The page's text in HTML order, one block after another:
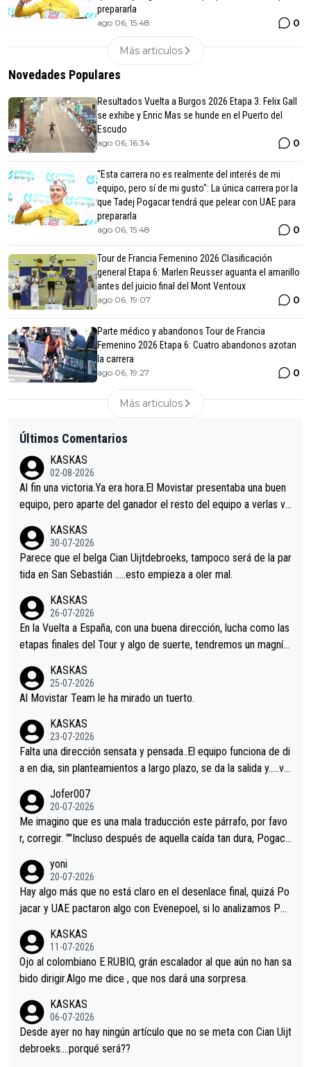
prepararla
ago 06, 15:48 0
Más articulos
Novedades Populares
Resultados Vuelta a Burgos 2026 Etapa 3: Felix Gall
se exhibe y Enric Mas se hunde en el Puerto del
Escudo
ago 06, 16:34 0
"Esta carrera no es realmente del interés de mi
equipo, pero sí de mi gusto": La única carrera por la
que Tadej Pogacar tendrá que pelear con UAE para
prepararla
ago 06, 15:48 0
Tour de Francia Femenino 2026 Clasificación
general Etapa 6: Marlen Reusser aguanta el amarillo
antes del juicio final del Mont Ventoux
ago 06, 19:07 0
Parte médico y abandonos Tour de Francia
Femenino 2026 Etapa 6: Cuatro abandonos azotan
la carrera
ago 06, 19:27 0
Más articulos
Últimos Comentarios
KASKAS
02-08-2026
Al fin una victoria.Ya era hora.El Movistar presentaba una buen
equipo, pero aparte del ganador el resto del equipo a verlas ve
s.La única buena noticia es la mejoría de Enric Más en San Seb
astian.Si en la Vuelta a Burgos sigue la mejoría, podríamos ten
er alguna sorpresa en la Vuelta.Ojalá.
KASKAS
30-07-2026
Parece que el belga Cian Uijtdebroeks, tampoco será de la par
tida en San Sebastián …..esto empieza a oler mal.
KASKAS
26-07-2026
En la Vuelta a España, con una buena dirección, lucha como las
etapas finales del Tour y algo de suerte, tendremos un magnífi
KASKAS
25-07-2026
Al Movistar Team le ha mirado un tuerto.
KASKAS
23-07-2026
Falta una dirección sensata y pensada..El equipo funciona de di
a en dia, sin planteamientos a largo plazo, se da la salida y…..ve
Minguez, Velez etc etc.Me da pena vivir estos momentos tan
tristes sin victorias.
Jofer007
20-07-2026
Me imagino que es una mala traducción este párrafo, por favo
r, corregir. ""Incluso después de aquella caída tan dura, Pogaca
permaneció pegado a su rueda. Parecía increíble la forma en l
a que era capaz de controlar el miedo", recordó."
yoni
20-07-2026
Hay algo más que no está claro en el desenlace final, quizá Po
jacar y UAE pactaron algo con Evenepoel, si lo analizamos Poj
i sin pedalear, luego está el saludo con Evenepoel dándose la
mano de una manera muy fraternal, más allá de los típicos toqu
es en el hombro con que saludaba a Vingegard. Ahí hubo una in
eta, a ver si por querer poner a Del Toro con calzador en posi
ción de podio UAE y Pojacar se van complicar el tour.
KASKAS
11-07-2026
Ojo al colombiano E.RUBIO, grán escalador al que aún no han sa
bido dirigir.Algo me dice , que nos dará una sorpresa.
KASKAS
06-07-2026
Desde ayer no hay ningún artículo que no se meta con Cian Uijt
debroeks….porqué será??